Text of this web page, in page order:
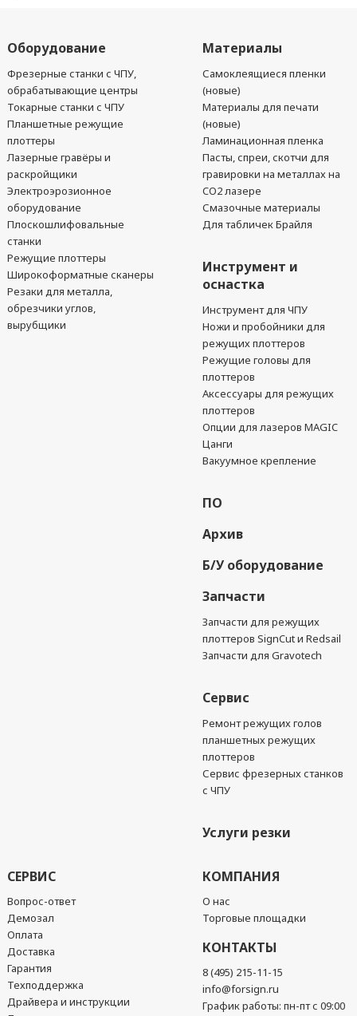
Оборудование
Фрезерные станки с ЧПУ,
обрабатывающие центры
Токарные станки с ЧПУ
Планшетные режущие
плоттеры
Лазерные гравёры и
раскройщики
Электроэрозионное
оборудование
Плоскошлифовальные
станки
Режущие плоттеры
Широкоформатные сканеры
Резаки для металла,
обрезчики углов,
вырубщики
Материалы
Самоклеящиеся пленки
(новые)
Материалы для печати
(новые)
Ламинационная пленка
Пасты, спреи, скотчи для
гравировки на металлах на
CO2 лазере
Смазочные материалы
Для табличек Брайля
Инструмент и
оснастка
Инструмент для ЧПУ
Ножи и пробойники для
режущих плоттеров
Режущие головы для
плоттеров
Аксессуары для режущих
плоттеров
Опции для лазеров MAGIC
Цанги
Вакуумное крепление
ПО
Архив
Б/У оборудование
Запчасти
Запчасти для режущих
плоттеров SignCut и Redsail
Запчасти для Gravotech
Сервис
Ремонт режущих голов
планшетных режущих
плоттеров
Сервис фрезерных станков
с ЧПУ
Услуги резки
СЕРВИС
Вопрос-ответ
Демозал
Оплата
Доставка
Гарантия
Техподдержка
Драйвера и инструкции
КОМПАНИЯ
О нас
Торговые площадки
КОНТАКТЫ
8 (495) 215-11-15
info@forsign.ru
График работы: пн-пт с 09:00